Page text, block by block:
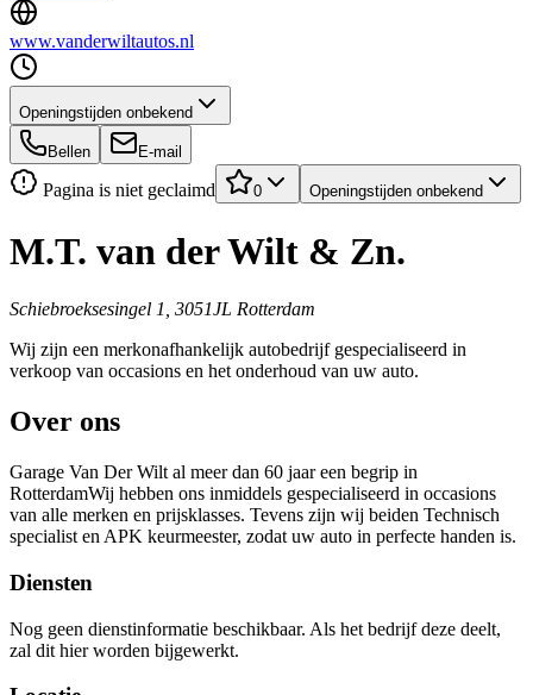
www.vanderwiltautos.nl
Openingstijden onbekend
Bellen E-mail
Pagina is niet geclaimd 0 Openingstijden onbekend
M.T. van der Wilt & Zn.
Schiebroeksesingel 1, 3051JL Rotterdam
Wij zijn een merkonafhankelijk autobedrijf gespecialiseerd in
verkoop van occasions en het onderhoud van uw auto.
Over ons
Garage Van Der Wilt al meer dan 60 jaar een begrip in
RotterdamWij hebben ons inmiddels gespecialiseerd in occasions
van alle merken en prijsklasses. Tevens zijn wij beiden Technisch
specialist en APK keurmeester, zodat uw auto in perfecte handen is.
Diensten
Nog geen dienstinformatie beschikbaar. Als het bedrijf deze deelt,
zal dit hier worden bijgewerkt.